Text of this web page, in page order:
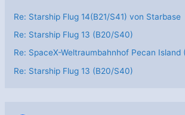
Re: Starship Flug 14(B21/S41) von Starbase
Re: Starship Flug 13 (B20/S40)
Re: SpaceX-Weltraumbahnhof Pecan Island
Re: Starship Flug 13 (B20/S40)